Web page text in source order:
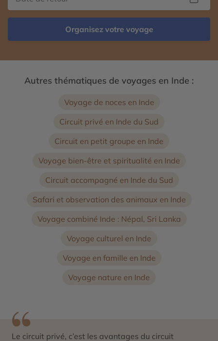
Organisez votre voyage
Autres thématiques de voyages en Inde :
Voyage de noces en Inde
Circuit privé en Inde du Sud
Circuit en petit groupe en Inde
Voyage bien-être et spiritualité en Inde
Circuit accompagné en Inde du Sud
Safari et observation des animaux en Inde
Voyage combiné Inde : Népal, Sri Lanka
Voyage culturel en Inde
Voyage en famille en Inde
Voyage nature en Inde
Le circuit privé, c’est les avantages du circuit